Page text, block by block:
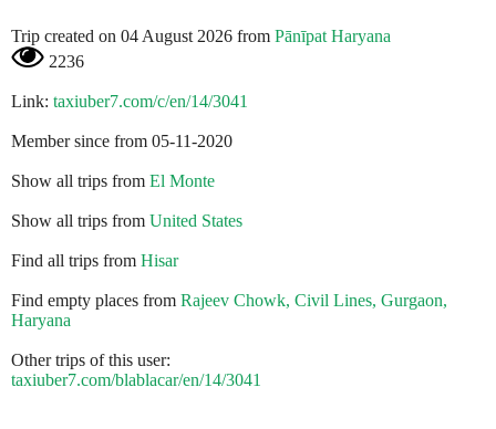
Trip created on 04 August 2026 from Pānīpat Haryana
2236
Link: taxiuber7.com/c/en/14/3041
Member since from 05-11-2020
Show all trips from El Monte
Show all trips from United States
Find all trips from Hisar
Find empty places from Rajeev Chowk, Civil Lines, Gurgaon,
Haryana
Other trips of this user:
taxiuber7.com/blablacar/en/14/3041